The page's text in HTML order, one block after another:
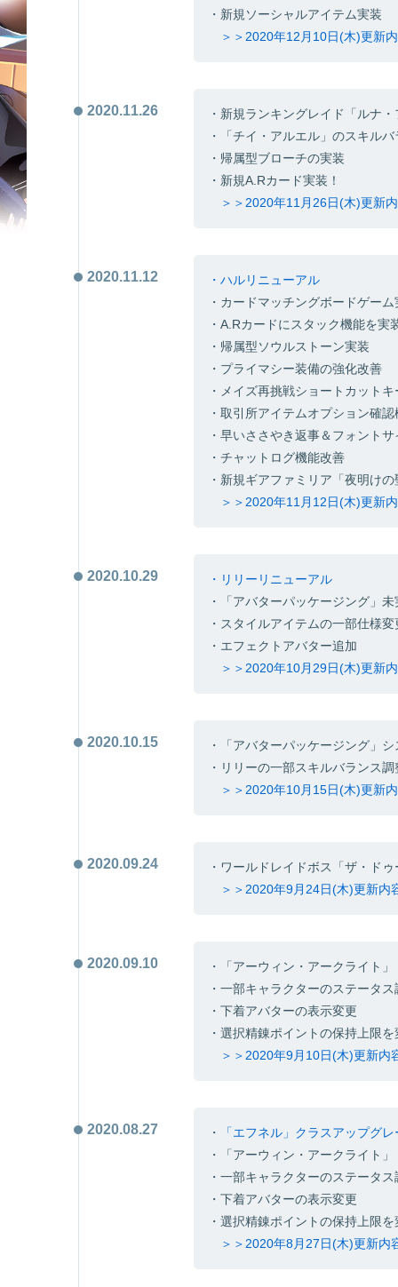
・新規ソーシャルアイテム実装
＞＞2020年12月10日(木)更新
2020.11.26
・新規ランキングレイド「ルナ
・「チイ・アルエル」のスキル
・帰属型ブローチの実装
・新規A.Rカード実装！
＞＞2020年11月26日(木)更新
2020.11.12
・ハルリニューアル
・カードマッチングボードゲーム
・A.Rカードにスタック機能を実
・帰属型ソウルストーン実装
・プライマシー装備の強化改善
・メイズ再挑戦ショートカット
・取引所アイテムオプション確
・早いささやき返事＆フォント
・チャットログ機能改善
・新規ギアファミリア「夜明け
＞＞2020年11月12日(木)更新
2020.10.29
・リリーリニューアル
・「アバターパッケージング」
・スタイルアイテムの一部仕様変
・エフェクトアバター追加
＞＞2020年10月29日(木)更新
2020.10.15
・「アバターパッケージング」
・リリーの一部スキルバランス調
＞＞2020年10月15日(木)更新
2020.09.24
・ワールドレイドボス「ザ・ド
＞＞2020年9月24日(木)更新内
2020.09.10
・「アーウィン・アークライト
・一部キャラクターのステータス
・下着アバターの表示変更
・選択精錬ポイントの保持上限を
＞＞2020年9月10日(木)更新内
2020.08.27 ・
「エフネル」クラスアップグ
・「アーウィン・アークライト
・一部キャラクターのステータス
・下着アバターの表示変更
・選択精錬ポイントの保持上限を
＞＞2020年8月27日(木)更新内